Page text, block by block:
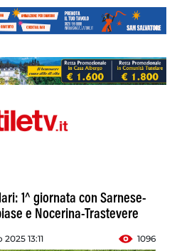
1^ giornata con Sarnese-
e Nocerina-Trastevere
13:11 1096